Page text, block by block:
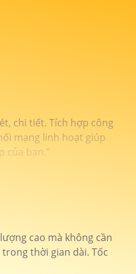
chi tiết. Tích hợp công
mạng linh hoạt giúp
của bạn."
cao mà không cần
thời gian dài. Tốc